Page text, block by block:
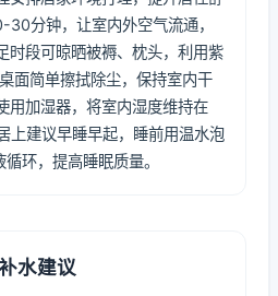
分钟，让室内外空气流通，
时段可晾晒被褥、枕头，利用紫
面简单擦拭除尘，保持室内干
用加湿器，将室内湿度维持在
上建议早睡早起，睡前用温水泡
环，提高睡眠质量。
水建议